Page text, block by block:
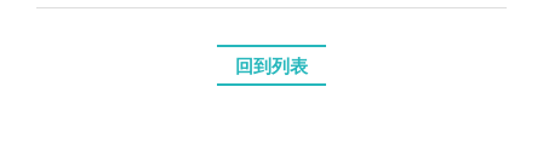
回到列表